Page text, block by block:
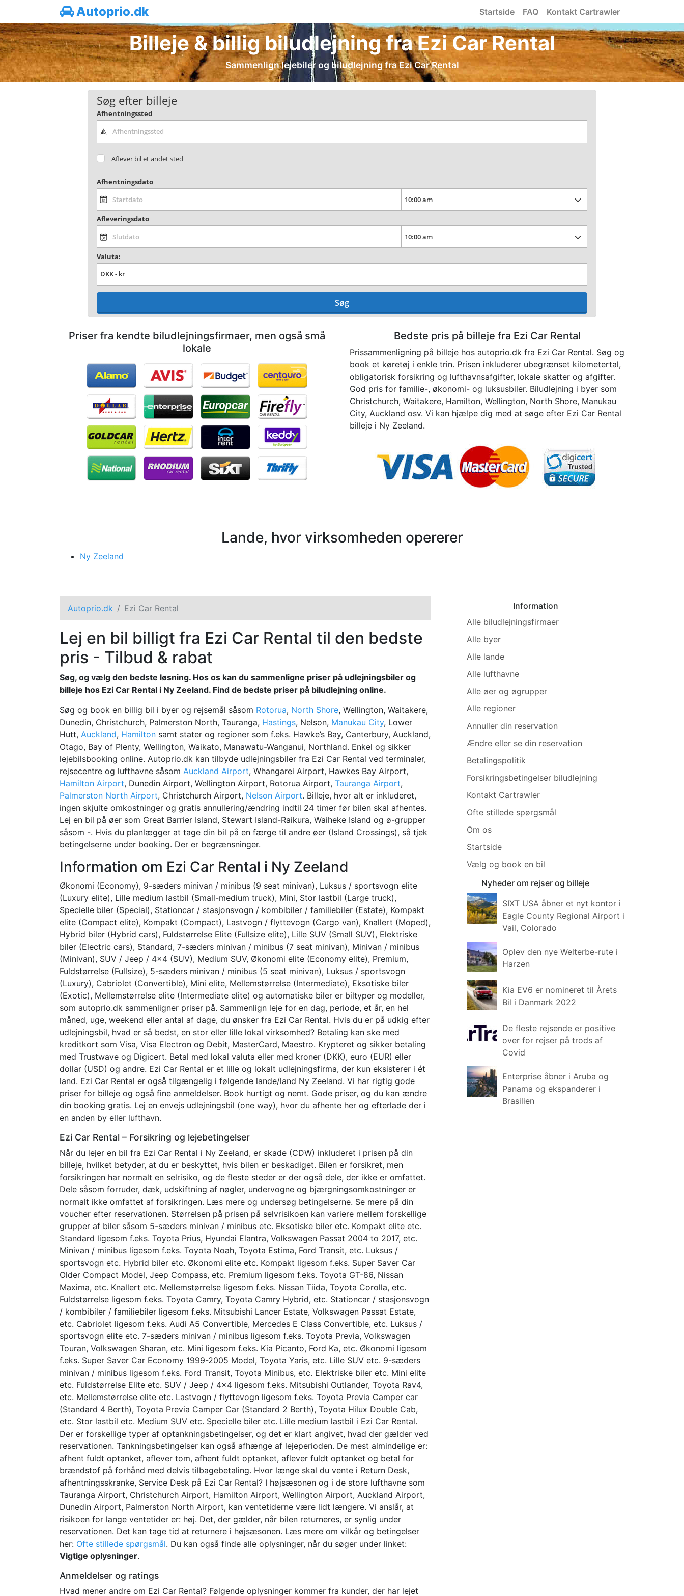
Autoprio.dk Startside FAQ Kontakt Cartrawler
Billeje & billig biludlejning fra Ezi Car Rental
Sammenlign lejebiler og biludlejning fra Ezi Car Rental
Søg efter billeje
Afhentningssted
Aflever bil et andet sted
Afhentningsdato
Afleveringsdato
Valuta:
Søg
Priser fra kendte biludlejningsfirmaer, men også små
lokale
Bedste pris på billeje fra Ezi Car Rental
Prissammenligning på billeje hos autoprio.dk fra Ezi Car Rental. Søg og
book et køretøj i enkle trin. Prisen inkluderer ubegrænset kilometertal,
obligatorisk forsikring og lufthavnsafgifter, lokale skatter og afgifter.
God pris for familie-, økonomi- og luksusbiler. Biludlejning i byer som
Christchurch, Waitakere, Hamilton, Wellington, North Shore, Manukau
City, Auckland osv. Vi kan hjælpe dig med at søge efter Ezi Car Rental
billeje i Ny Zeeland.
Lande, hvor virksomheden opererer
Ny Zeeland
Autoprio.dk Ezi Car Rental
Lej en bil billigt fra Ezi Car Rental til den bedste
pris - Tilbud & rabat
Søg, og vælg den bedste løsning. Hos os kan du sammenligne priser på udlejningsbiler og
billeje hos Ezi Car Rental i Ny Zeeland. Find de bedste priser på biludlejning online.
Søg og book en billig bil i byer og rejsemål såsom Rotorua, North Shore, Wellington, Waitakere,
Dunedin, Christchurch, Palmerston North, Tauranga, Hastings, Nelson, Manukau City, Lower
Hutt, Auckland, Hamilton samt stater og regioner som f.eks. Hawke’s Bay, Canterbury, Auckland,
Otago, Bay of Plenty, Wellington, Waikato, Manawatu-Wanganui, Northland. Enkel og sikker
lejebilsbooking online. Autoprio.dk kan tilbyde udlejningsbiler fra Ezi Car Rental ved terminaler,
rejsecentre og lufthavne såsom Auckland Airport, Whangarei Airport, Hawkes Bay Airport,
Hamilton Airport, Dunedin Airport, Wellington Airport, Rotorua Airport, Tauranga Airport,
Palmerston North Airport, Christchurch Airport, Nelson Airport. Billeje, hvor alt er inkluderet,
ingen skjulte omkostninger og gratis annullering/ændring indtil 24 timer før bilen skal afhentes.
Lej en bil på øer som Great Barrier Island, Stewart Island-Raikura, Waiheke Island og ø-grupper
såsom -. Hvis du planlægger at tage din bil på en færge til andre øer (Island Crossings), så tjek
betingelserne under booking. Der er begrænsninger.
Information om Ezi Car Rental i Ny Zeeland
Økonomi (Economy), 9-sæders minivan / minibus (9 seat minivan), Luksus / sportsvogn elite
(Luxury elite), Lille medium lastbil (Small-medium truck), Mini, Stor lastbil (Large truck),
Specielle biler (Special), Stationcar / stasjonsvogn / kombibiler / familiebiler (Estate), Kompakt
elite (Compact elite), Kompakt (Compact), Lastvogn / flyttevogn (Cargo van), Knallert (Moped),
Hybrid biler (Hybrid cars), Fuldstørrelse Elite (Fullsize elite), Lille SUV (Small SUV), Elektriske
biler (Electric cars), Standard, 7-sæders minivan / minibus (7 seat minivan), Minivan / minibus
(Minivan), SUV / Jeep / 4×4 (SUV), Medium SUV, Økonomi elite (Economy elite), Premium,
Fuldstørrelse (Fullsize), 5-sæders minivan / minibus (5 seat minivan), Luksus / sportsvogn
(Luxury), Cabriolet (Convertible), Mini elite, Mellemstørrelse (Intermediate), Eksotiske biler
(Exotic), Mellemstørrelse elite (Intermediate elite) og automatiske biler er biltyper og modeller,
som autoprio.dk sammenligner priser på. Sammenlign leje for en dag, periode, et år, en hel
måned, uge, weekend eller antal af dage, du ønsker fra Ezi Car Rental. Hvis du er på udkig efter
udlejningsbil, hvad er så bedst, en stor eller lille lokal virksomhed? Betaling kan ske med
kreditkort som Visa, Visa Electron og Debit, MasterCard, Maestro. Krypteret og sikker betaling
med Trustwave og Digicert. Betal med lokal valuta eller med kroner (DKK), euro (EUR) eller
dollar (USD) og andre. Ezi Car Rental er et lille og lokalt udlejningsfirma, der kun eksisterer i ét
land. Ezi Car Rental er også tilgængelig i følgende lande/land Ny Zeeland. Vi har rigtig gode
priser for billeje og også fine anmeldelser. Book hurtigt og nemt. Gode priser, og du kan ændre
din booking gratis. Lej en envejs udlejningsbil (one way), hvor du afhente her og efterlade der i
en anden by eller lufthavn.
Ezi Car Rental – Forsikring og lejebetingelser
Når du lejer en bil fra Ezi Car Rental i Ny Zeeland, er skade (CDW) inkluderet i prisen på din
billeje, hvilket betyder, at du er beskyttet, hvis bilen er beskadiget. Bilen er forsikret, men
forsikringen har normalt en selrisiko, og de fleste steder er der også dele, der ikke er omfattet.
Dele såsom forruder, dæk, udskiftning af nøgler, undervogne og bjærgningsomkostninger er
normalt ikke omfattet af forsikringen. Læs mere og undersøg betingelserne. Se mere på din
voucher efter reservationen. Størrelsen på prisen på selvrisikoen kan variere mellem forskellige
grupper af biler såsom 5-sæders minivan / minibus etc. Eksotiske biler etc. Kompakt elite etc.
Standard ligesom f.eks. Toyota Prius, Hyundai Elantra, Volkswagen Passat 2004 to 2017, etc.
Minivan / minibus ligesom f.eks. Toyota Noah, Toyota Estima, Ford Transit, etc. Luksus /
sportsvogn etc. Hybrid biler etc. Økonomi elite etc. Kompakt ligesom f.eks. Super Saver Car
Older Compact Model, Jeep Compass, etc. Premium ligesom f.eks. Toyota GT-86, Nissan
Maxima, etc. Knallert etc. Mellemstørrelse ligesom f.eks. Nissan Tiida, Toyota Corolla, etc.
Fuldstørrelse ligesom f.eks. Toyota Camry, Toyota Camry Hybrid, etc. Stationcar / stasjonsvogn
/ kombibiler / familiebiler ligesom f.eks. Mitsubishi Lancer Estate, Volkswagen Passat Estate,
etc. Cabriolet ligesom f.eks. Audi A5 Convertible, Mercedes E Class Convertible, etc. Luksus /
sportsvogn elite etc. 7-sæders minivan / minibus ligesom f.eks. Toyota Previa, Volkswagen
Touran, Volkswagen Sharan, etc. Mini ligesom f.eks. Kia Picanto, Ford Ka, etc. Økonomi ligesom
f.eks. Super Saver Car Economy 1999-2005 Model, Toyota Yaris, etc. Lille SUV etc. 9-sæders
minivan / minibus ligesom f.eks. Ford Transit, Toyota Minibus, etc. Elektriske biler etc. Mini elite
etc. Fuldstørrelse Elite etc. SUV / Jeep / 4×4 ligesom f.eks. Mitsubishi Outlander, Toyota Rav4,
etc. Mellemstørrelse elite etc. Lastvogn / flyttevogn ligesom f.eks. Toyota Previa Camper car
(Standard 4 Berth), Toyota Previa Camper Car (Standard 2 Berth), Toyota Hilux Double Cab,
etc. Stor lastbil etc. Medium SUV etc. Specielle biler etc. Lille medium lastbil i Ezi Car Rental.
Der er forskellige typer af optankningsbetingelser, og det er klart angivet, hvad der gælder ved
reservationen. Tankningsbetingelser kan også afhænge af lejeperioden. De mest almindelige er:
afhent fuldt optanket, aflever tom, afhent fuldt optanket, aflever fuldt optanket og betal for
brændstof på forhånd med delvis tilbagebetaling. Hvor længe skal du vente i Return Desk,
afhentningsskranke, Service Desk på Ezi Car Rental? I højsæsonen og i de store lufthavne som
Tauranga Airport, Christchurch Airport, Hamilton Airport, Wellington Airport, Auckland Airport,
Dunedin Airport, Palmerston North Airport, kan ventetiderne være lidt længere. Vi anslår, at
risikoen for lange ventetider er: høj. Det, der gælder, når bilen returneres, er synlig under
reservationen. Det kan tage tid at returnere i højsæsonen. Læs mere om vilkår og betingelser
her: Ofte stillede spørgsmål. Du kan også finde alle oplysninger, når du søger under linket:
Vigtige oplysninger.
Anmeldelser og ratings
Hvad mener andre om Ezi Car Rental? Følgende oplysninger kommer fra kunder, der har lejet
Information
Alle biludlejningsfirmaer
Alle byer
Alle lande
Alle lufthavne
Alle øer og øgrupper
Alle regioner
Annuller din reservation
Ændre eller se din reservation
Betalingspolitik
Forsikringsbetingelser biludlejning
Kontakt Cartrawler
Ofte stillede spørgsmål
Om os
Startside
Vælg og book en bil
Nyheder om rejser og billeje
SIXT USA åbner et nyt kontor i
Eagle County Regional Airport i
Vail, Colorado
Oplev den nye Welterbe-rute i
Harzen
Kia EV6 er nomineret til Årets
Bil i Danmark 2022
De fleste rejsende er positive
over for rejser på trods af
Covid
Enterprise åbner i Aruba og
Panama og ekspanderer i
Brasilien